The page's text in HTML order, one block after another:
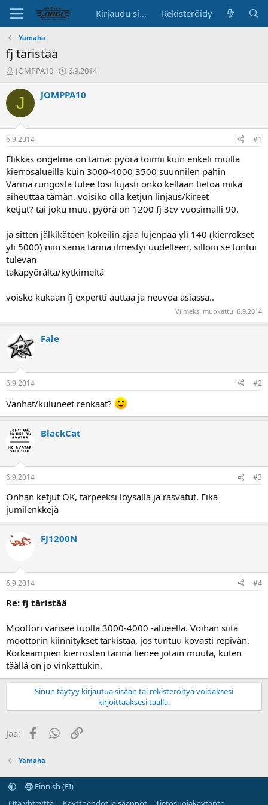
Kirjaudu sisään Rekisteröidy
Yamaha
fj täristää
K
s
s
t
e
l
n
a
l
o
t
a
j
a
JOMPPA10
A
o
p
ä
i
v
ä
6.9.2014
J JOMPPA10
6.9.2014 #1
Elikkäs ongelma on tämä: pyörä toimii kuin enkeli muilla
kierrosalueilla kuin 3000-4000 3500 suunnilen pahin
Värinä rungosta tulee tosi lujasti onko kellään tietoa mikä
aiheuttaa tämän, voisiko olla ketjun linjaus/kireet
ketjut? tai joku muu. pyörä on 1200 fj 3cv vuosimalli 90.
ja sitten jälkikäteen kokeilin ajaa lujenpaa yli 140 (kierrokset
yli 5000) niin sama tärinä ilmestyi uudelleen, silloin se tuntui
tulevan
takapyörältä/kytkimeltä
voisko kukaan fj expertti auttaa ja neuvoa asiassa..
Viimeksi muokattu: 6.9.2014
Fale
6.9.2014 #2
Vanhat/kuluneet renkaat?
BlackCat
6.9.2014 #3
Onhan ketjut OK, tarpeeksi löysällä ja rasvatut. Eikä
jumilenkkejä
FJ1200N
6.9.2014 #4
Re: fj täristää
Moottori värisee tuolla 3000-4000 -alueella. Voihan siitä
moottorin kiinnitykset tarkistaa, jos tuntuu kovasti repivän.
Korkeampien kierrosten tärinä lienee jotain muuta, kuten
täällä on jo vinkattukin.
Sinun täytyy kirjautua sisään tai rekisteröityä voidaksesi
kirjoittaaksesi täällä.
Jaa: FacebookWhatsApp
Linkki
Yamaha
Finnish (FI)